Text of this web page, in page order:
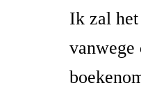
Ik zal
vanwege